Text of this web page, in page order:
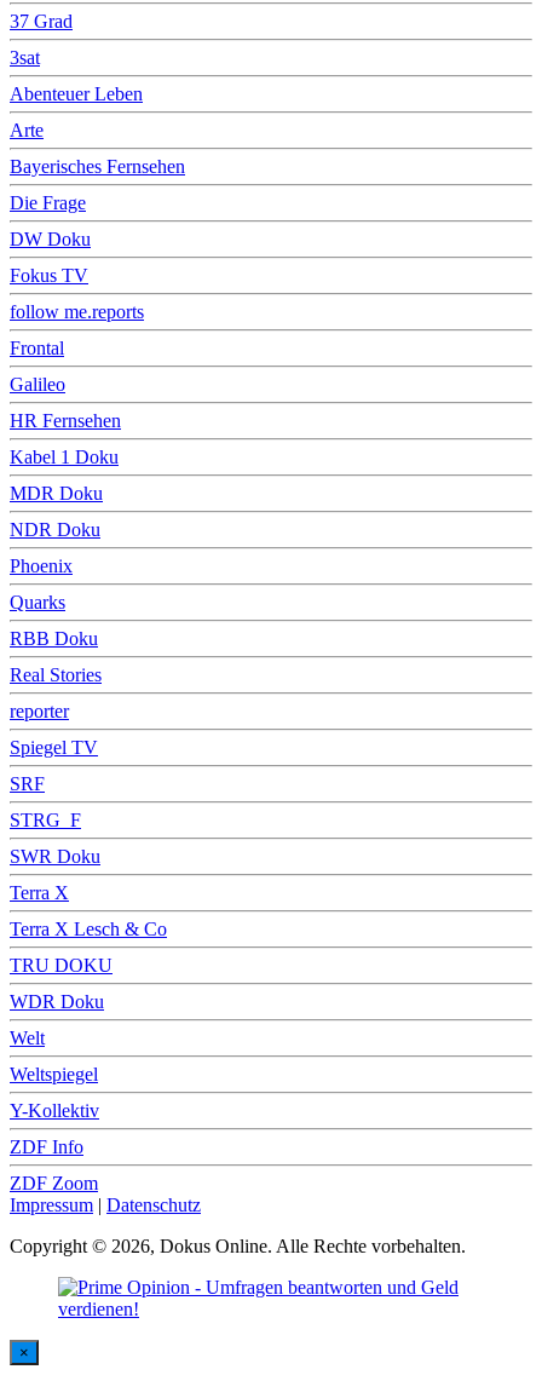
37 Grad
3sat
Abenteuer Leben
Arte
Bayerisches Fernsehen
Die Frage
DW Doku
Fokus TV
follow me.reports
Frontal
Galileo
HR Fernsehen
Kabel 1 Doku
MDR Doku
NDR Doku
Phoenix
Quarks
RBB Doku
Real Stories
reporter
Spiegel TV
SRF
STRG_F
SWR Doku
Terra X
Terra X Lesch & Co
TRU DOKU
WDR Doku
Welt
Weltspiegel
Y-Kollektiv
ZDF Info
ZDF Zoom
Impressum | Datenschutz
Copyright © 2026, Dokus Online. Alle Rechte vorbehalten.
×